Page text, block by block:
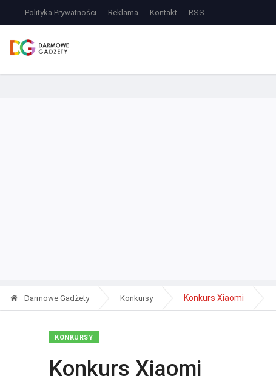
Polityka Prywatności Reklama Kontakt RSS
Darmowe Gadżety Konkursy Konkurs Xiaomi
KONKURSY
Konkurs Xiaomi